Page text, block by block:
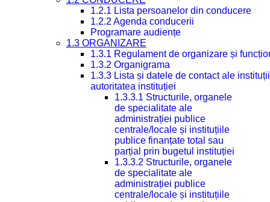
1.2.1 Lista persoanelor din conducere
1.2.2 Agenda conducerii
Programare audiențe
1.3 ORGANIZARE
1.3.1 Regulament de organizare și
1.3.2 Organigrama
1.3.3 Lista și datele de contact ale
autoritatea instituției
1.3.3.1 Structurile, organele
de specialitate ale
administrației publice
centrale/locale și instituțiile
publice finanțate total sau
parțial prin bugetul instituției
1.3.3.2 Structurile, organele
de specialitate ale
administrației publice
centrale/locale și instituțiile